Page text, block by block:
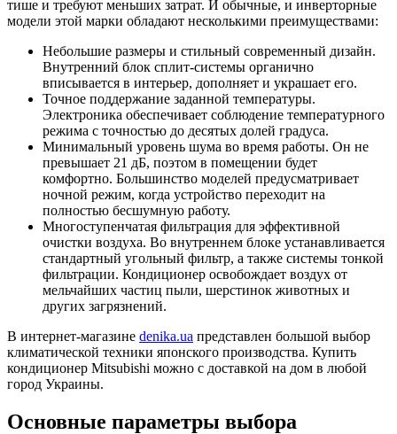
тише и требуют меньших затрат. И обычные, и инверторные
модели этой марки обладают несколькими преимуществами:
Небольшие размеры и стильный современный дизайн.
Внутренний блок сплит-системы органично
вписывается в интерьер, дополняет и украшает его.
Точное поддержание заданной температуры.
Электроника обеспечивает соблюдение температурного
режима с точностью до десятых долей градуса.
Минимальный уровень шума во время работы. Он не
превышает 21 дБ, поэтом в помещении будет
комфортно. Большинство моделей предусматривает
ночной режим, когда устройство переходит на
полностью бесшумную работу.
Многоступенчатая фильтрация для эффективной
очистки воздуха. Во внутреннем блоке устанавливается
стандартный угольный фильтр, а также системы тонкой
фильтрации. Кондиционер освобождает воздух от
мельчайших частиц пыли, шерстинок животных и
других загрязнений.
В интернет-магазине denika.ua представлен большой выбор
климатической техники японского производства. Купить
кондиционер Mitsubishi можно с доставкой на дом в любой
город Украины.
Основные параметры выбора